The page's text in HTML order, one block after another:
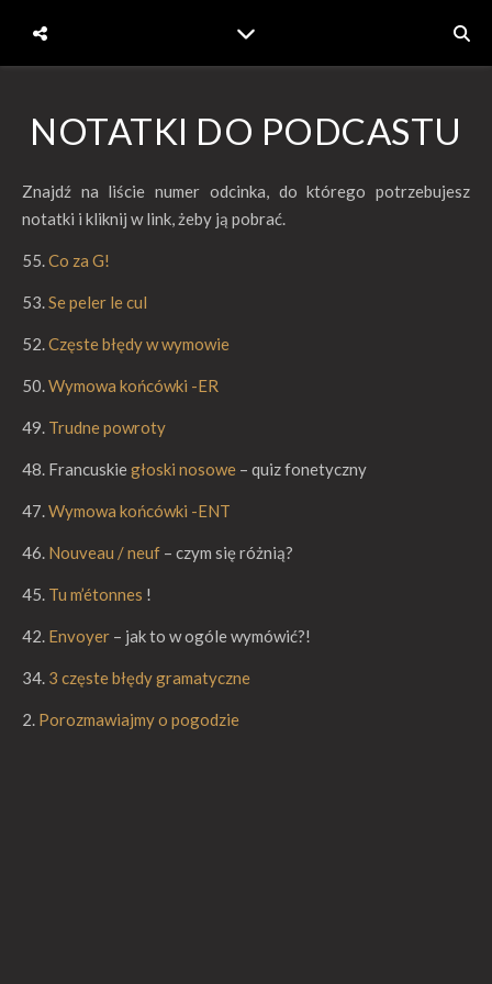
NOTATKI DO PODCASTU
Znajdź na liście numer odcinka, do którego potrzebujesz
notatki i kliknij w link, żeby ją pobrać.
55.Co za G!
53.Se peler le cul
52.Częste błędy w wymowie
50.Wymowa końcówki -ER
49. Trudne powroty
48. Francuskiegłoski nosowe – quiz fonetyczny
47.Wymowa końcówki -ENT
46. Nouveau / neuf – czym się różnią?
45. Tu m’étonnes !
42. Envoyer – jak to w ogóle wymówić?!
34. 3 częste błędy gramatyczne
2. Porozmawiajmy o pogodzie